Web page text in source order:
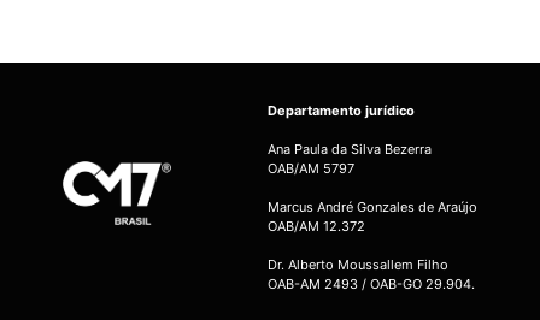
Departamento jurídico
Ana Paula da Silva Bezerra
OAB/AM 5797
Marcus André Gonzales de Araújo
OAB/AM 12.372
Dr. Alberto Moussallem Filho
OAB-AM 2493 / OAB-GO 29.904.